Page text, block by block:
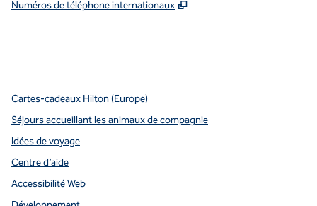
Numéros de téléphone internationaux ,
Cartes-cadeaux Hilton (Europe)
Séjours accueillant les animaux de compagnie
Idées de voyage
Centre d’aide
Accessibilité Web